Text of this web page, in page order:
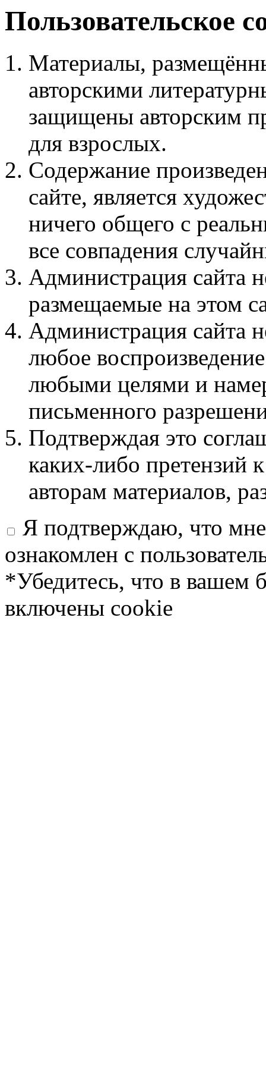
Пользовательское
Материалы,
авторскими
защищены авторским
для взрослых.
Содержание
сайте, является
ничего общего с
все совпадения
Администрация сайта
размещаемые на этом
Администрация сайта
любое
любыми целями и
письменного
Подтверждая это
каких-либо претензий
авторам материалов,
Я подтверждаю, что
ознакомлен с
*Убедитесь, что в вашем
включены cookie